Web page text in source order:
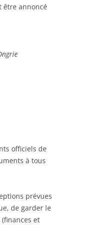
être annoncé
officiels de
à tous
prévues
de garder le
et